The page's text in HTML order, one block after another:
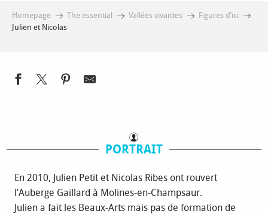
Homepage The essential Vallées vivantes
Figures d’ici
Julien et Nicolas
PORTRAIT
En 2010, Julien Petit et Nicolas Ribes ont rouvert
l’Auberge Gaillard à Molines-en-Champsaur.
Julien a fait les Beaux-Arts mais pas de formation de